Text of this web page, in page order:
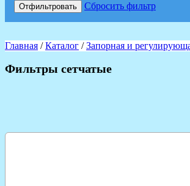
Отфильтровать Сбросить фильтр
Главная /Каталог /Запорная и
Фильтры сетчатые